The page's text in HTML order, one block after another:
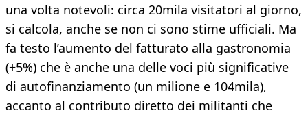
una volta notevoli: circa 20mila visitatori al giorno,
si calcola, anche se non ci sono stime ufficiali. Ma
fa testo l’aumento del fatturato alla gastronomia
(+5%) che è anche una delle voci più significative
di autofinanziamento (un milione e 104mila),
accanto al contributo diretto dei militanti che